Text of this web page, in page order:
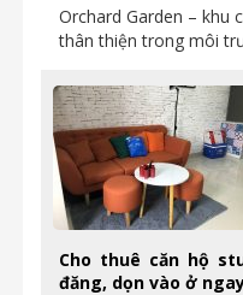
Orchard Garden – khu
thân thiện trong môi
Cho thuê căn hộ
đăng, dọn vào ở